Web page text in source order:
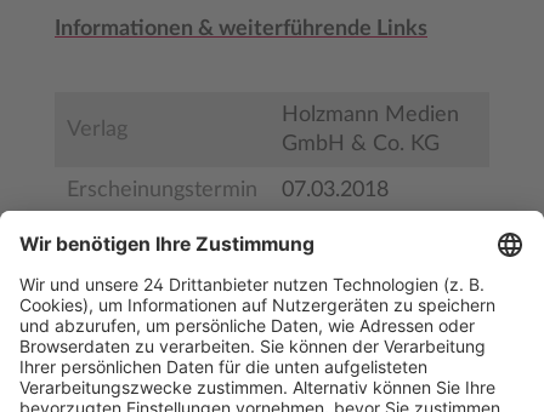
Informationen & weiterführende Links
Verlag
Holzmann Medien
GmbH & Co. KG
Erscheinungstermin 07.03.2018
Bestell-Nr. SZ002
ISBN 100-0-0200-0000-0